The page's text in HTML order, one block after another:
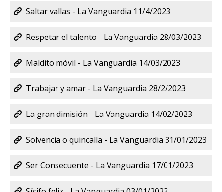
Saltar vallas - La Vanguardia 11/4/2023
Respetar el talento - La Vanguardia 28/03/2023
Maldito móvil - La Vanguardia 14/03/2023
Trabajar y amar - La Vanguardia 28/2/2023
La gran dimisión - La Vanguardia 14/02/2023
Solvencia o quincalla - La Vanguardia 31/01/2023
Ser Consecuente - La Vanguardia 17/01/2023